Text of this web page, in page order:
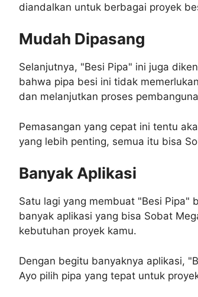
diandalkan untuk berbagai proyek
Mudah Dipasang
Selanjutnya, "Besi Pipa" ini juga
bahwa pipa besi ini tidak
dan melanjutkan proses
Pemasangan yang cepat ini tentu
yang lebih penting, semua itu bisa
Banyak Aplikasi
Satu lagi yang membuat "Besi Pipa"
banyak aplikasi yang bisa Sobat
kebutuhan proyek kamu.
Dengan begitu banyaknya aplikasi,
Ayo pilih pipa yang tepat untuk